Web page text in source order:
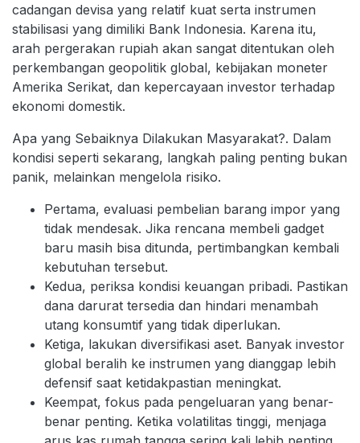
cadangan devisa yang relatif kuat serta instrumen
stabilisasi yang dimiliki Bank Indonesia. Karena itu,
arah pergerakan rupiah akan sangat ditentukan oleh
perkembangan geopolitik global, kebijakan moneter
Amerika Serikat, dan kepercayaan investor terhadap
ekonomi domestik.
Apa yang Sebaiknya Dilakukan Masyarakat?. Dalam
kondisi seperti sekarang, langkah paling penting bukan
panik, melainkan mengelola risiko.
Pertama, evaluasi pembelian barang impor yang
tidak mendesak. Jika rencana membeli gadget
baru masih bisa ditunda, pertimbangkan kembali
kebutuhan tersebut.
Kedua, periksa kondisi keuangan pribadi. Pastikan
dana darurat tersedia dan hindari menambah
utang konsumtif yang tidak diperlukan.
Ketiga, lakukan diversifikasi aset. Banyak investor
global beralih ke instrumen yang dianggap lebih
defensif saat ketidakpastian meningkat.
Keempat, fokus pada pengeluaran yang benar-
benar penting. Ketika volatilitas tinggi, menjaga